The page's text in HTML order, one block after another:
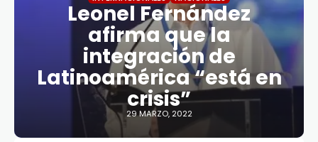
Leonel Fernández
afirma que la
integración de
Latinoamérica “está en
crisis”
29 MARZO, 2022